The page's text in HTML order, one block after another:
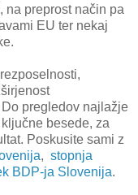
na preprost način pa
EU ter nekaj
pregledov najlažje
besede, za
Poskusite sami z
, stopnja
BDP-ja Slovenija.